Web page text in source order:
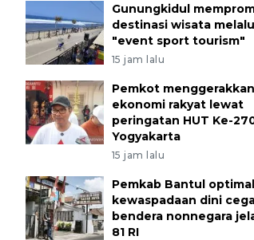
Gunungkidul
destinasi wisata
"event sport tourism"
15 jam lalu
Pemkot menggerakkan
ekonomi rakyat lewat
peringatan HUT Ke-
Yogyakarta
15 jam lalu
Pemkab Bantul
kewaspadaan dini
bendera nonnegara
81 RI